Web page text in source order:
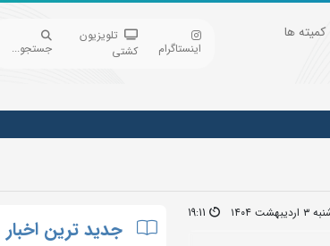
کمیته ها
اینستاگرام
تلویزیون
کشتی
جستجو...
۱۴۰۴ 19:11
جدید ترین اخبار